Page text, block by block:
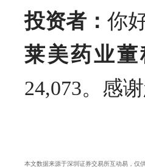
投资者： 你
莱美药业董
24,073。感
本文数据来源于深圳证券交易所互动易，仅